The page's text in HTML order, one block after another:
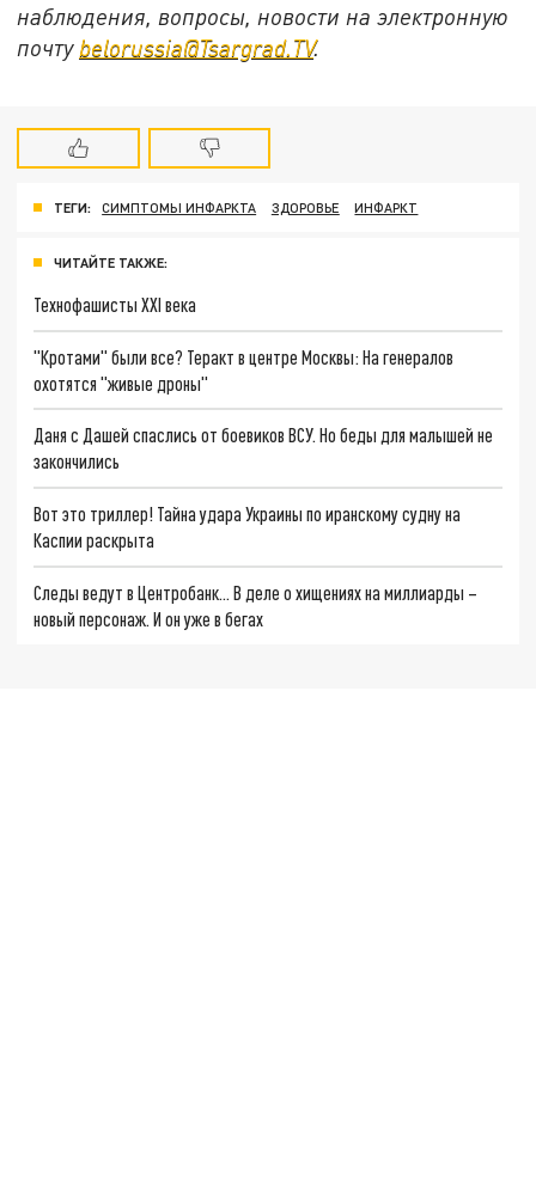
наблюдения, вопросы, новости на электронную
почту belorussia@Tsargrad.TV.
ТЕГИ: СИМПТОМЫ ИНФАРКТА ЗДОРОВЬЕ ИНФАРКТ
ЧИТАЙТЕ ТАКЖЕ:
Технофашисты XXI века
"Кротами" были все? Теракт в центре Москвы: На генералов
охотятся "живые дроны"
Даня с Дашей спаслись от боевиков ВСУ. Но беды для малышей не
закончились
Вот это триллер! Тайна удара Украины по иранскому судну на
Каспии раскрыта
Следы ведут в Центробанк… В деле о хищениях на миллиарды –
новый персонаж. И он уже в бегах